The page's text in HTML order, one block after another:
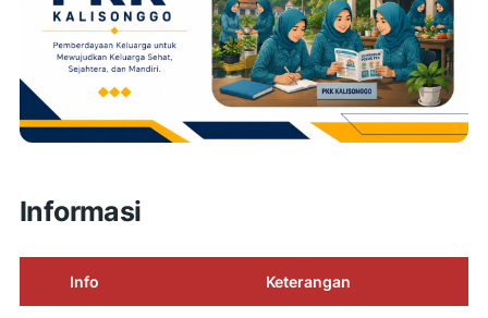
Informasi
Info Keterangan